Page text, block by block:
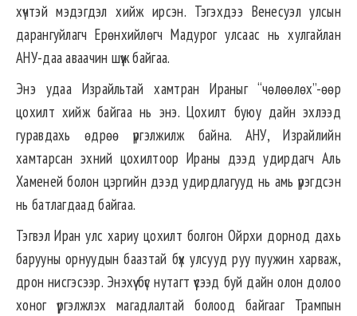
хүчтэй мэдэгдэл хийж ирсэн. Тэгэхдээ Венесуэл улсын
дарангуйлагч Ерөнхийлөгч Мадурог улсаас нь хулгайлан
АНУ-даа аваачин шүүж байгаа.
Энэ удаа Израйльтай хамтран Ираныг “чөлөөлөх”-өөр
цохилт хийж байгаа нь энэ. Цохилт буюу дайн эхлээд
гуравдахь өдрөө үргэлжилж байна. АНУ, Израйлийн
хамтарсан эхний цохилтоор Ираны дээд удирдагч Аль
Хаменей болон цэргийн дээд удирдлагууд нь амь үрэгдсэн
нь батлагдаад байгаа.
Тэгвэл Иран улс хариу цохилт болгон Ойрхи дорнод дахь
барууны орнуудын баазтай бүх улсууд руу пуужин харваж,
дрон нисгэсээр. Энэхүү бүс нутагт үүсээд буй дайн олон долоо
хоног үргэлжлэх магадлалтай болоод байгааг Трампын